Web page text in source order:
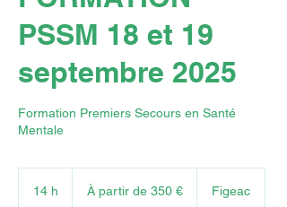
PSSM 18 et 19
septembre 2025
Formation Premiers Secours en Santé
Mentale
14 h
partir
À partir de 350 € Figeac